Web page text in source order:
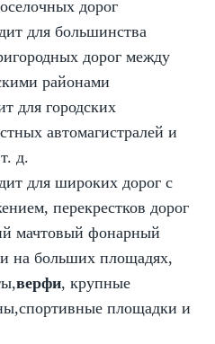
дорог
для большинства
дорог между
районами
для городских
автомагистралей и
д.
для широких дорог с
перекрестков дорог
мачтовый фонарный
на больших площадях,
верфи, крупные
спортивные площадки и